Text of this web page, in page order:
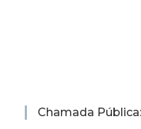
Chamada